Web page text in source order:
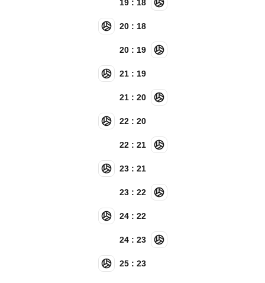
19 : 18
20 : 18
20 : 19
21 : 19
21 : 20
22 : 20
22 : 21
23 : 21
23 : 22
24 : 22
24 : 23
25 : 23